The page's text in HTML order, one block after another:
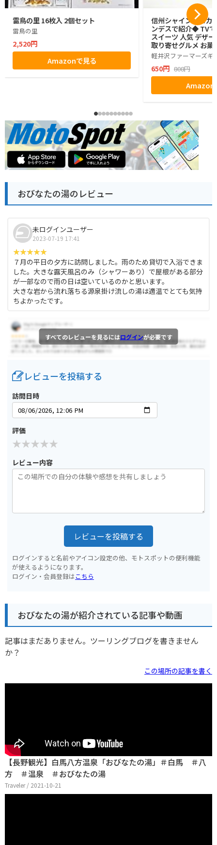
雷鳥の里 16枚入 2個セット
雷鳥の里
2,520円
Amazonで見る
信州シャインマスカ
ンデスで紹介◆ TV
スイーツ 人気 デザ
取り寄せグルメ お菓
グミ ぶどう シャイ
ゼント ギフト お土
小分け ばらまき バ
生活 ハロウィン 母
お返し かわいい き
マーズギフト
軽井沢ファーマーズギ
650円 808円
Amazon
おびなたの湯のレビュー
未ログインユーザー
2023-07-19 17:41
７月の平日の夕方に訪問しました。雨のため貸切で入浴できま
した。大きな露天風呂のみ（シャワーあり）で屋根がある部分
が一部なので雨の日は空いているのかと思います。
大きな岩から流れ落ちる源泉掛け流しの湯は適温でとても気持
ちよかったです。
すべてのレビューを見るにはログインが必要です
レビューを投稿する
訪問日時
評価
レビュー内容
レビューを投稿する
ログインすると名前やアイコン設定の他、モトスポットの便利機能
が使えるようになります。
ログイン・会員登録はこちら
おびなたの湯が紹介されている記事や動画
記事はまだありません。ツーリングブログを書きません
か？
この場所の記事を書く
【長野観光】白馬八方温泉「おびなたの湯」＃白馬 ＃八
方 ＃温泉 ＃おびなたの湯
Traveler / 2021-10-21